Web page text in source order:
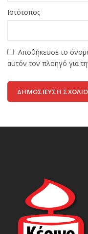
Ιστότοπος
Αποθήκευσε το
αυτόν τον πλοηγό για